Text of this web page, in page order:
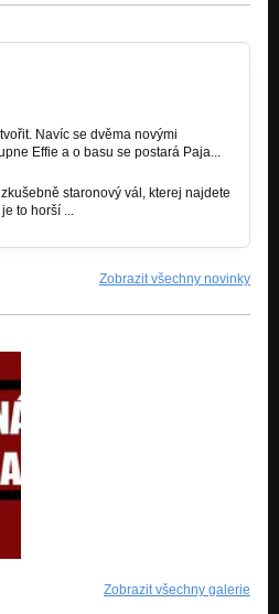
Navíc se dvěma novými
Effie a o basu se postará Paja...
staronový vál, kterej najdete
to horší ...
Zobrazit všechny novinky
Zobrazit všechny galerie